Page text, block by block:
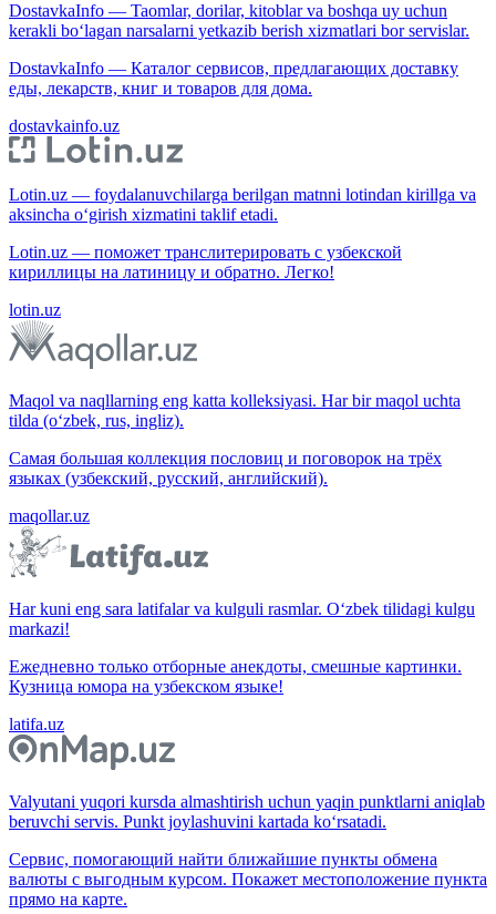
DostavkaInfo — Taomlar, dorilar, kitoblar va boshqa uy uchun
kerakli bo‘lagan narsalarni yetkazib berish xizmatlari bor servislar.
DostavkaInfo — Каталог сервисов, предлагающих доставку
еды, лекарств, книг и товаров для дома.
dostavkainfo.uz
Lotin.uz — foydalanuvchilarga berilgan matnni lotindan kirillga va
aksincha o‘girish xizmatini taklif etadi.
Lotin.uz — поможет транслитерировать с узбекской
кириллицы на латиницу и обратно. Легко!
lotin.uz
Maqol va naqllarning eng katta kolleksiyasi. Har bir maqol uchta
tilda (o‘zbek, rus, ingliz).
Самая большая коллекция пословиц и поговорок на трёх
языках (узбекский, русский, английский).
maqollar.uz
Har kuni eng sara latifalar va kulguli rasmlar. O‘zbek tilidagi kulgu
markazi!
Ежедневно только отборные анекдоты, смешные картинки.
Кузница юмора на узбекском языке!
latifa.uz
Valyutani yuqori kursda almashtirish uchun yaqin punktlarni aniqlab
beruvchi servis. Punkt joylashuvini kartada ko‘rsatadi.
Сервис, помогающий найти ближайшие пункты обмена
валюты с выгодным курсом. Покажет местоположение пункта
прямо на карте.